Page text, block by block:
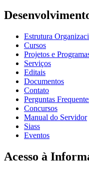
Estrutura
Cursos
Projetos e
Serviços
Editais
Documentos
Contato
Perguntas
Concursos
Manual do Servidor
Siass
Eventos
Acesso à